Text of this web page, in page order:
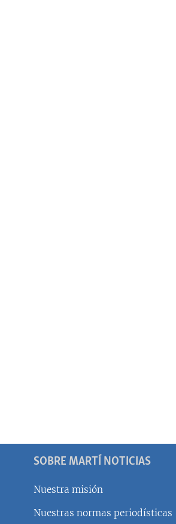
SOBRE MARTÍ NOTICIAS
Nuestra misión
Nuestras normas periodísticas